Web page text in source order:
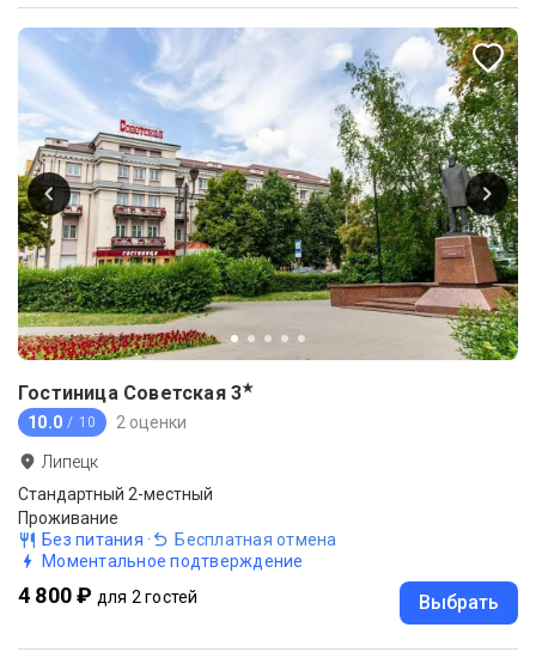
Гостиница Советская 3★
10.0 / 10 2 оценки
Липецк
Стандартный 2-местный
Проживание
Без питания ·
Бесплатная отмена
Моментальное подтверждение
4 800 ₽ для 2 гостей Выбрать